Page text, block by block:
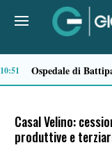
Agropoli, nuovi furti nelle auto vicino alle spiagge: cresce l’allarme sicurezza
Casal Velino:
produttive e